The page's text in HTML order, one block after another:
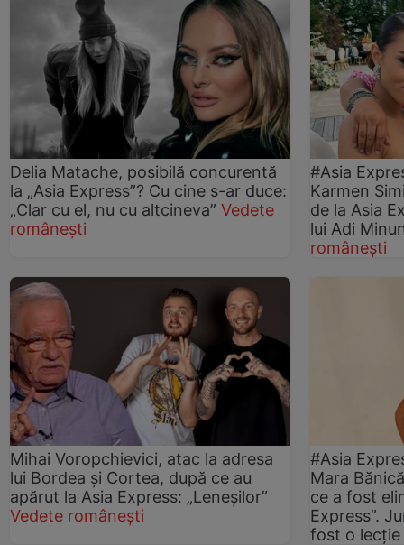
Delia Matache, posibilă concurentă
la „Asia Express”? Cu cine s-ar duce:
„Clar cu el, nu cu altcineva” Vedete
românești
#Asia
Karmen
de la Asia
lui Adi
românești
Mihai Voropchievici, atac la adresa
lui Bordea și Cortea, după ce au
apărut la Asia Express: „Leneșilor”
Vedete românești
#Asia
Mara
ce a fost
Express”.
fost o lecție